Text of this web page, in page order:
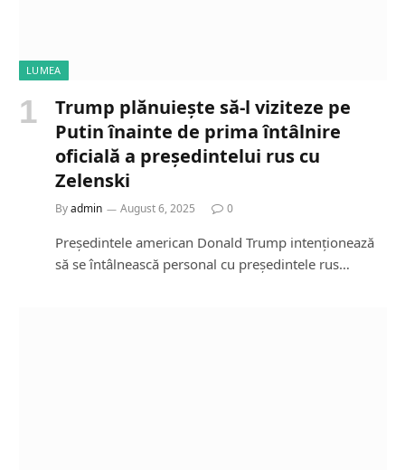
LUMEA
Trump plănuiește să-l viziteze pe
Putin înainte de prima întâlnire
oficială a președintelui rus cu
Zelenski
Byadmin August 6, 2025 0
Președintele american Donald Trump intenționează
să se întâlnească personal cu președintele rus…